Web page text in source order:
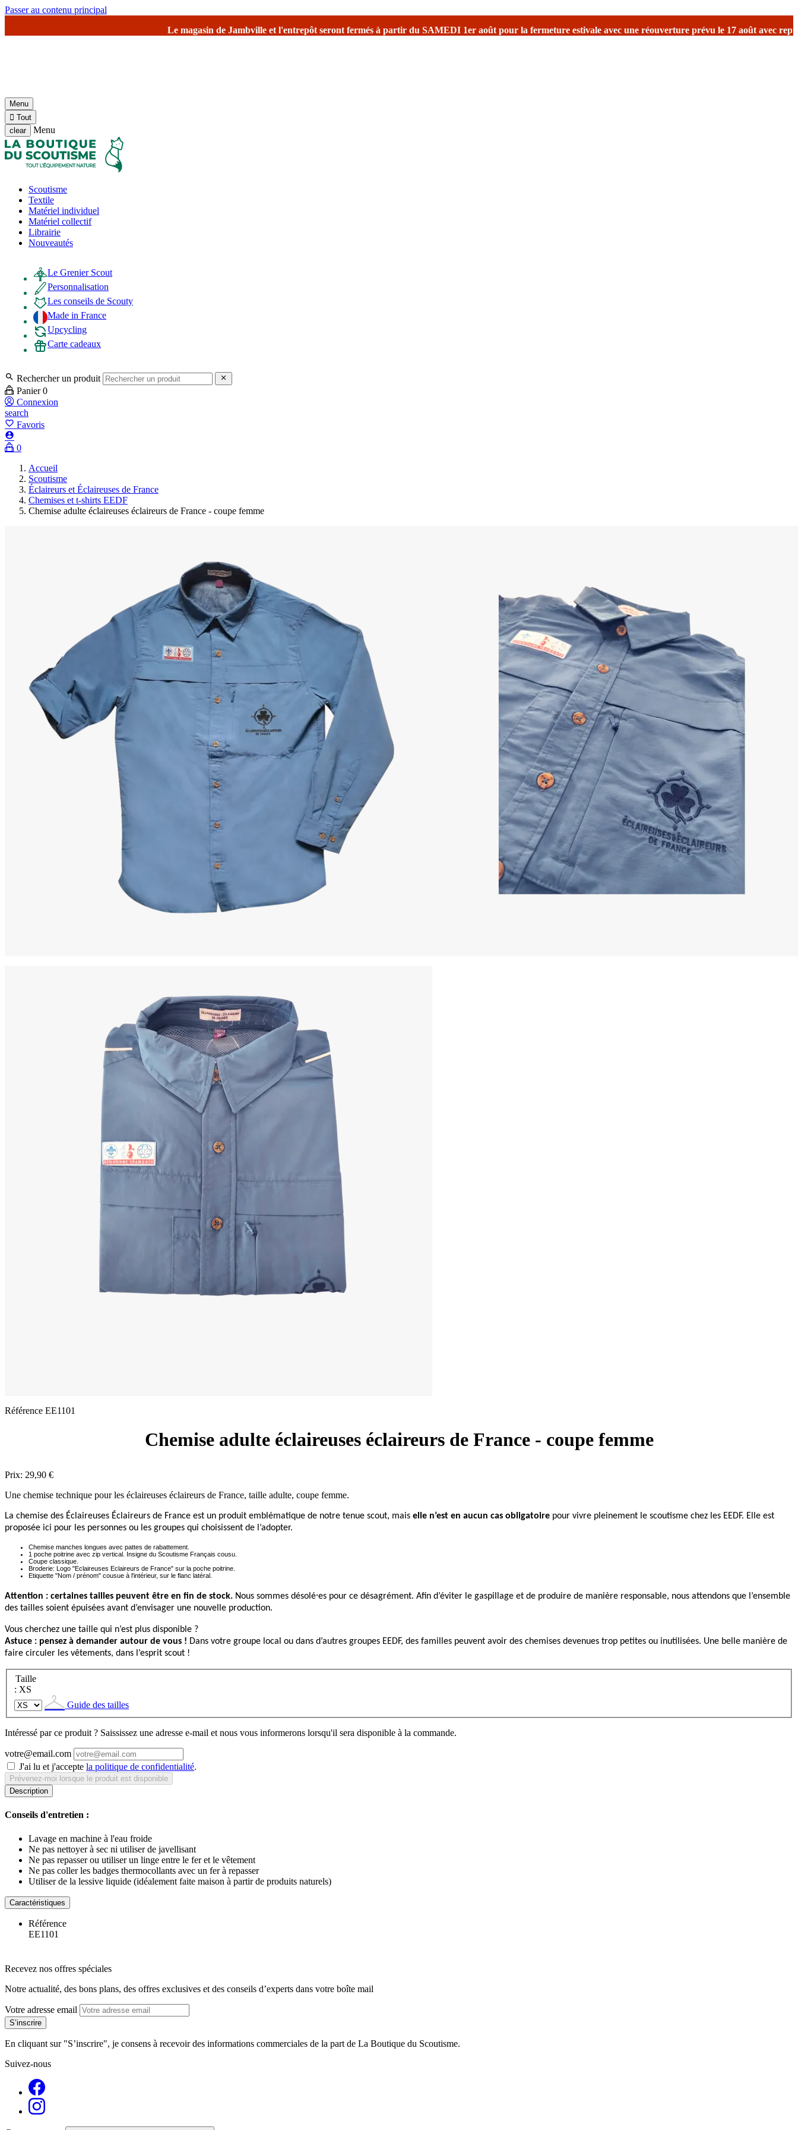
Passer au contenu principal
Le magasin de Jambville et l'entrepôt seront fermés à partir du SAMEDI 1er aoûtpour la fermeture estivaleavec une réouverture prévu le 17 août avec reprise des expéditions.Merci
Menu
 Tout
clear
Menu
Scoutisme
Textile
Matériel individuel
Matériel collectif
Librairie
Nouveautés
Le Grenier Scout
Personnalisation
Les conseils de Scouty
Made in France
Upcycling
Carte cadeaux
 Rechercher un produit 
Panier 0
Connexion
search
favorite_border Favoris

0
Accueil
Scoutisme
Éclaireurs et Éclaireuses de France
Chemises et t-shirts EEDF
Chemise adulte éclaireuses éclaireurs de France - coupe femme
Référence EE1101
Chemise adulte éclaireuses éclaireurs de France - coupe femme
Prix: 29,90 €
Une chemise technique pour les éclaireuses éclaireurs de France, taille adulte, coupe femme.
La chemise des Éclaireuses Éclaireurs de France est un produit emblématique de notre tenue scout, mais elle n’est en aucun cas obligatoire pour vivre pleinement le scoutisme chez les EEDF. Elle est
proposée ici pour les personnes ou les groupes qui choisissent de l’adopter.
Chemise manches longues avec pattes de rabattement.
1 poche poitrine avec zip vertical. Insigne du Scoutisme Français cousu.
Coupe classique.
Broderie: Logo "Eclaireuses Eclaireurs de France" sur la poche poitrine.
Etiquette "Nom / prénom" cousue à l'intérieur, sur le flanc latéral.
Attention : certaines tailles peuvent être en fin de stock. Nous sommes désolé⸱es pour ce désagrément. Afin d’éviter le gaspillage et de produire de manière responsable, nous attendons que l’ensemble
des tailles soient épuisées avant d’envisager une nouvelle production.
Vous cherchez une taille qui n’est plus disponible ?
Astuce : pensez à demander autour de vous ! Dans votre groupe local ou dans d’autres groupes EEDF, des familles peuvent avoir des chemises devenues trop petites ou inutilisées. Une belle manière de
faire circuler les vêtements, dans l’esprit scout !
Taille
: XS
Guide des tailles
Intéressé par ce produit ? Saississez une adresse e-mail et nous vous informerons lorsqu'il sera disponible à la commande.
votre@email.com
J'ai lu et j'accepte la politique de confidentialité.
Prévenez-moi lorsque le produit est disponible
Description
Conseils d'entretien :
Lavage en machine à l'eau froide
Ne pas nettoyer à sec ni utiliser de javellisant
Ne pas repasser ou utiliser un linge entre le fer et le vêtement
Ne pas coller les badges thermocollants avec un fer à repasser
Utiliser de la lessive liquide (idéalement faite maison à partir de produits naturels)
Caractéristiques
Référence
EE1101
Recevez nos offres spéciales
Notre actualité, des bons plans, des offres exclusives et des conseils d’experts dans votre boîte mail
Votre adresse email
En cliquant sur "S’inscrire", je consens à recevoir des informations commerciales de la part de La Boutique du Scoutisme.
Suivez-nous